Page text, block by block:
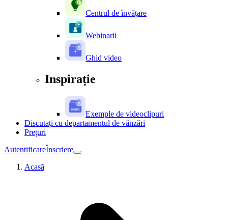
Centrul de învățare
Webinarii
Ghid video
Inspirație
Exemple de videoclipuri
Discutați cu departamentul de vânzări
Prețuri
AutentificareÎnscriere
Acasă